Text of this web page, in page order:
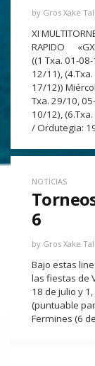
by Gros Xake
XI
RAPIDO
((1 Txa. 01-
12/11),
17/12))
Txa. 29/10,
10/12),
/ Ordutegia:
NOTICIAS
6
by Gros Xake
Bajo estas
las fiestas de
18 de julio y
(puntuable
Fermines (6